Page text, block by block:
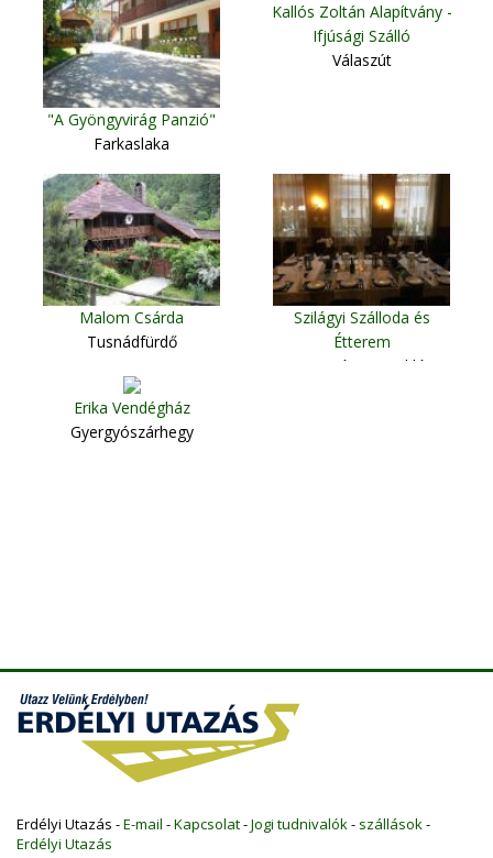
"A Gyöngyvirág Panzió"
Farkaslaka
Kallós Zoltán Alapítvány -
Ifjúsági Szálló
Válaszút
Malom Csárda
Tusnádfürdő
Szilágyi Szálloda és
Étterem
Gyergyószentmiklós
Erika Vendégház
Gyergyószárhegy
Erdélyi Utazás -E-mail -Kapcsolat-Jogi tudnivalók- szállások-
Erdélyi Utazás